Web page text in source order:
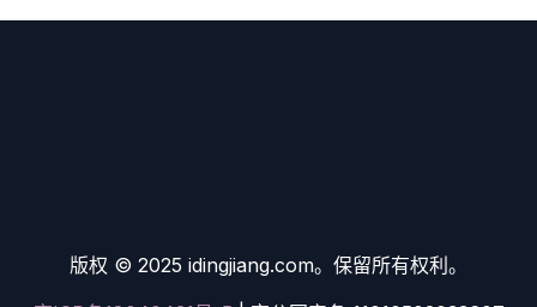
版权 © 2025 idingjiang.com。保留所有权利。